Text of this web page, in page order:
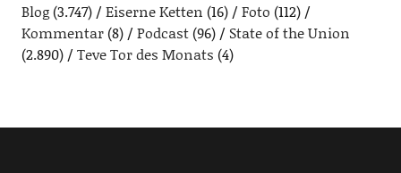
Blog(3.747) Eiserne Ketten (16) Foto (112)
Kommentar(8) Podcast(96)
State of the Union
(2.890)
Teve Tor des Monats (4)